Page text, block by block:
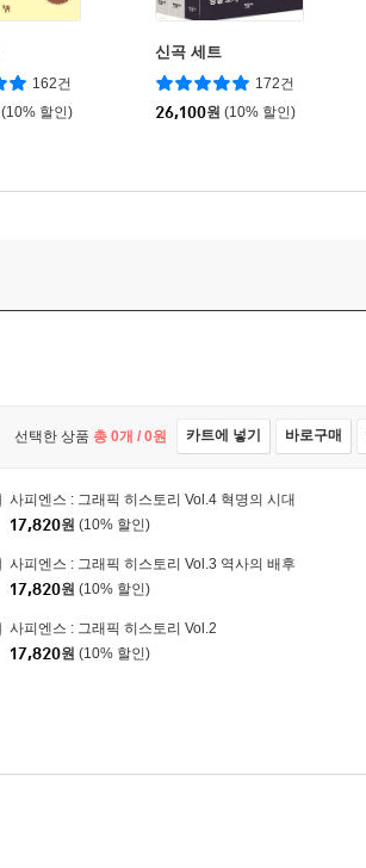
162건
(10% 할인)
신곡 세트
172건
26,100원 (10% 할인)
선택한 상품 총 0개 / 0원 카트에 넣기 바로구매
사피엔스 : 그래픽 히스토리 Vol.4 혁명의 시대
17,820원 (10% 할인)
사피엔스 : 그래픽 히스토리 Vol.3 역사의 배후
17,820원 (10% 할인)
사피엔스 : 그래픽 히스토리 Vol.2
17,820원 (10% 할인)